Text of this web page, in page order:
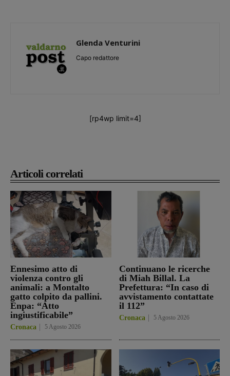
Articoli correlati
Ennesimo atto di
violenza contro gli
animali: a Montalto
gatto colpito da pallini.
Enpa: “Atto
ingiustificabile”
Cronaca 5 Agosto 2026
Continuano le ricerche
di Miah Billal. La
Prefettura: “In caso di
avvistamento contattate
il 112”
Cronaca 5 Agosto 2026
Glenda Venturini
Capo redattore
[rp4wp limit=4]